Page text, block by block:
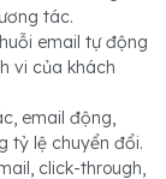
tác.
email tự động
vi của khách
email động,
tỷ lệ chuyển đổi.
click-through,